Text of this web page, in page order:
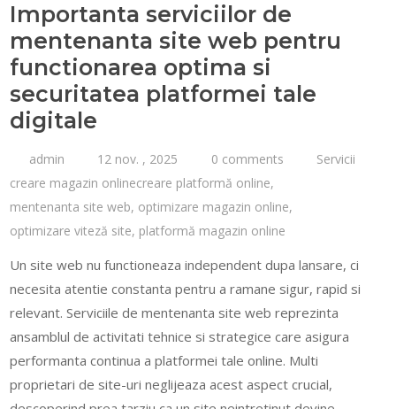
Importanta serviciilor de
mentenanta site web pentru
functionarea optima si
securitatea platformei tale
digitale
admin 12 nov. , 2025 0 comments
Servicii
creare magazin onlinecreare platformă online,
mentenanta site web, optimizare magazin online,
optimizare viteză site, platformă magazin online
Un site web nu functioneaza independent dupa lansare, ci
necesita atentie constanta pentru a ramane sigur, rapid si
relevant. Serviciile de mentenanta site web reprezinta
ansamblul de activitati tehnice si strategice care asigura
performanta continua a platformei tale online. Multi
proprietari de site-uri neglijeaza acest aspect crucial,